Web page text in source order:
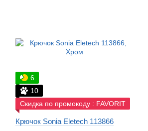
6
10
Скидка по промокоду : FAVORIT
Крючок Sonia Eletech 113866